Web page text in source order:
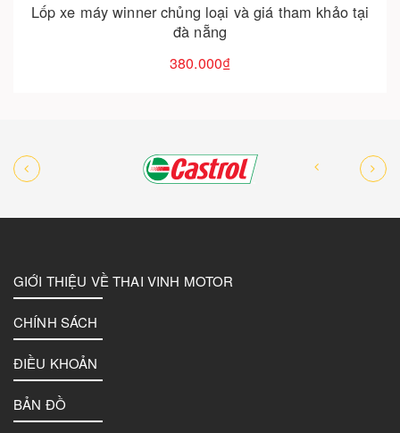
Ráp thùng hông nhôm cho winner – đồ chơi touring
không thể bỏ qua!
3.900.000₫
GIỚI THIỆU VỀ THAI VINH MOTOR
CHÍNH SÁCH
ĐIỀU KHOẢN
BẢN ĐỒ